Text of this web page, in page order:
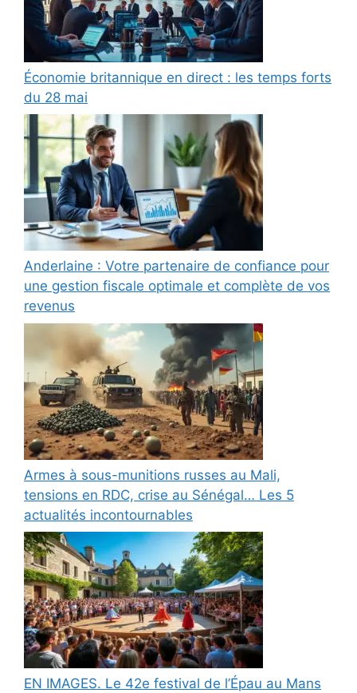
Économie britannique en direct : les temps forts
du 28 mai
Anderlaine : Votre partenaire de confiance pour
une gestion fiscale optimale et complète de vos
revenus
Armes à sous-munitions russes au Mali,
tensions en RDC, crise au Sénégal… Les 5
actualités incontournables
EN IMAGES. Le 42e festival de l’Épau au Mans